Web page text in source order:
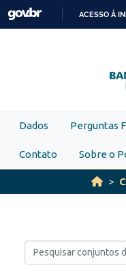
Skip to main content
ACESSO À
Dados Perguntas
Contato Sobre o